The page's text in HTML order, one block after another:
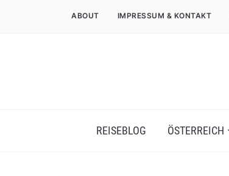
ABOUT IMPRESSUM & KONTAKT
REISEBLOG ÖSTERREICH